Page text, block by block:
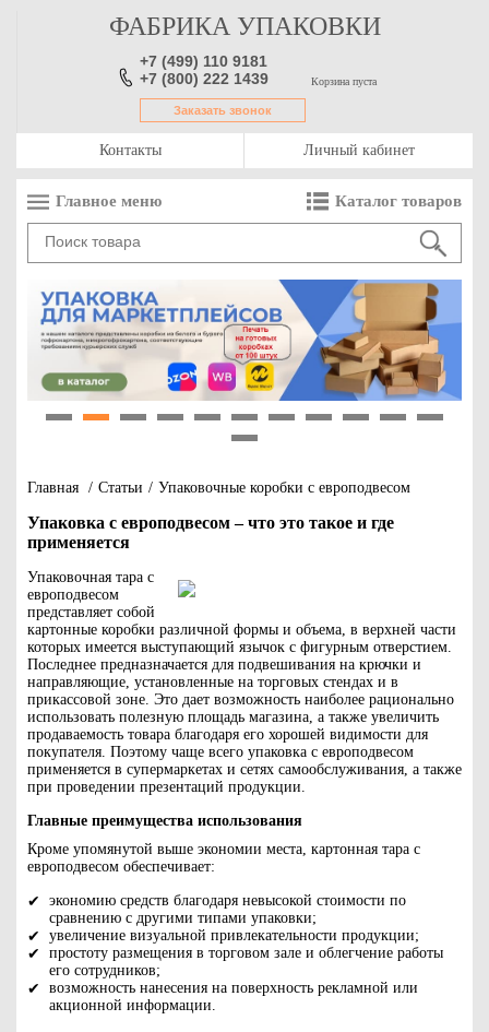
ФАБРИКА УПАКОВКИ
+7 (499) 110 9181
+7 (800) 222 1439
Заказать звонок
Корзина пуста
Контакты Личный кабинет
Главное меню Каталог товаров
Главная / Статьи / Упаковочные коробки с европодвесом
Упаковка с европодвесом – что это такое и где
применяется
Упаковочная тара с
европодвесом
представляет собой
картонные коробки различной формы и объема, в верхней части
которых имеется выступающий язычок с фигурным отверстием.
Последнее предназначается для подвешивания на крючки и
направляющие, установленные на торговых стендах и в
прикассовой зоне. Это дает возможность наиболее рационально
использовать полезную площадь магазина, а также увеличить
продаваемость товара благодаря его хорошей видимости для
покупателя. Поэтому чаще всего упаковка с европодвесом
применяется в супермаркетах и сетях самообслуживания, а также
при проведении презентаций продукции.
Главные преимущества использования
Кроме упомянутой выше экономии места, картонная тара с
европодвесом обеспечивает:
экономию средств благодаря невысокой стоимости по
сравнению с другими типами упаковки;
увеличение визуальной привлекательности продукции;
простоту размещения в торговом зале и облегчение работы
его сотрудников;
возможность нанесения на поверхность рекламной или
акционной информации.